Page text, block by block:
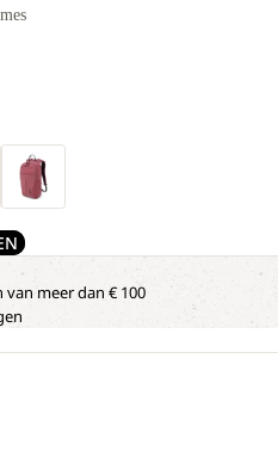
meer dan € 100